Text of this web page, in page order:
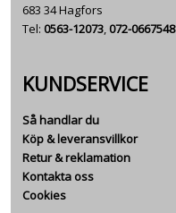
683 34 Hagfors
Tel: 0563-12073,072-0667548
KUNDSERVICE
Så handlar du
Köp & leveransvillkor
Retur & reklamation
Kontakta oss
Cookies